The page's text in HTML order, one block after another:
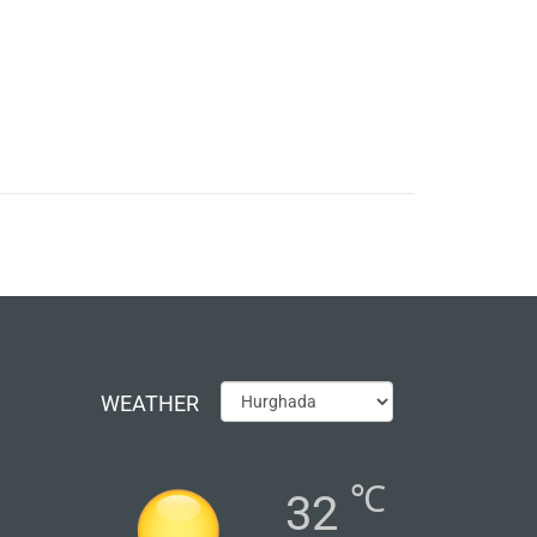
WEATHER
32 ℃